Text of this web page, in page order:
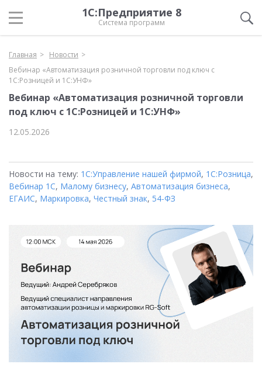
1С:Предприятие 8
Система программ
Главная
Новости
Вебинар «Автоматизация розничной торговли под ключ с
1С:Розницей и 1С:УНФ»
Вебинар «Автоматизация розничной торговли
под ключ с 1С:Розницей и 1С:УНФ»
12.05.2026
Новости на тему: 1С:Управление нашей фирмой, 1С:Розница,
Вебинар 1С, Малому бизнесу, Автоматизация бизнеса,
ЕГАИС, Маркировка, Честный знак, 54-ФЗ